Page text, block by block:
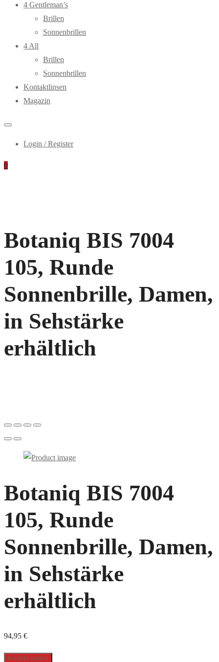
4 Gentleman’s
Brillen
Sonnenbrillen
4 All
Brillen
Sonnenbrillen
Kontaktlinsen
Magazin
Login / Register
0
Botaniq BIS 7004
105, Runde
Sonnenbrille, Damen,
in Sehstärke
erhältlich
Botaniq BIS 7004
105, Runde
Sonnenbrille, Damen,
in Sehstärke
erhältlich
94,95 €
Produkt kaufen